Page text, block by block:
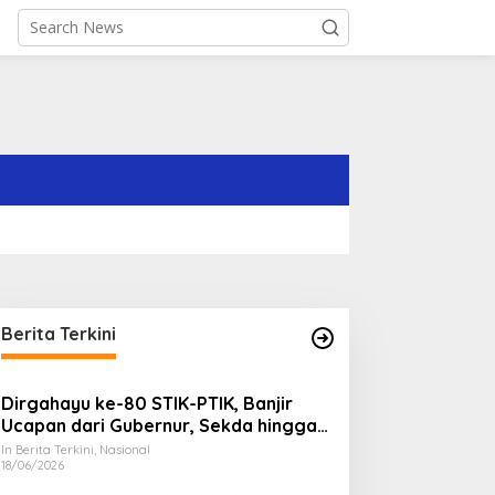
Berita Terkini
Dirgahayu ke-80 STIK-PTIK, Banjir
Ucapan dari Gubernur, Sekda hingga
Kapolda.
In Berita Terkini, Nasional
18/06/2026